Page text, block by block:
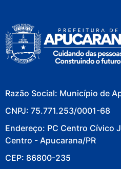
Razão Social: Município de
CNPJ: 75.771.253/0001-68
Endereço: PC Centro Cívico
Centro - Apucarana/PR
CEP: 86800-235